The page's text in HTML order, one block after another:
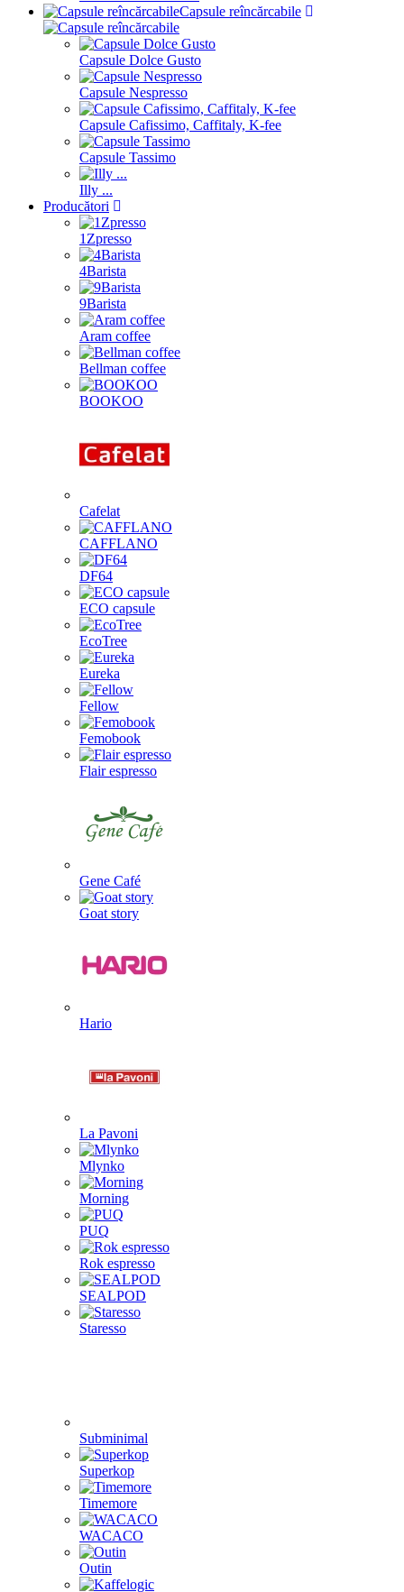
Capsule reîncărcabile
Capsule Dolce Gusto
Capsule Nespresso
Capsule Cafissimo, Caffitaly, K-fee
Capsule Tassimo
Illy ...
Producători
1Zpresso
4Barista
9Barista
Aram coffee
Bellman coffee
BOOKOO
Cafelat
CAFFLANO
DF64
ECO capsule
EcoTree
Eureka
Fellow
Femobook
Flair espresso
Gene Café
Goat story
Hario
La Pavoni
Mlynko
Morning
PUQ
Rok espresso
SEALPOD
Staresso
Subminimal
Superkop
Timemore
WACACO
Outin